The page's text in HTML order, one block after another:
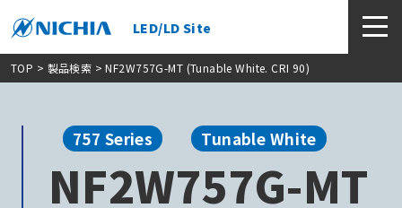
LED/LD Site
TOP > 製品検索 > NF2W757G-MT (Tunable White. CRI 90)
757 Series Tunable White
NF2W757G-MT